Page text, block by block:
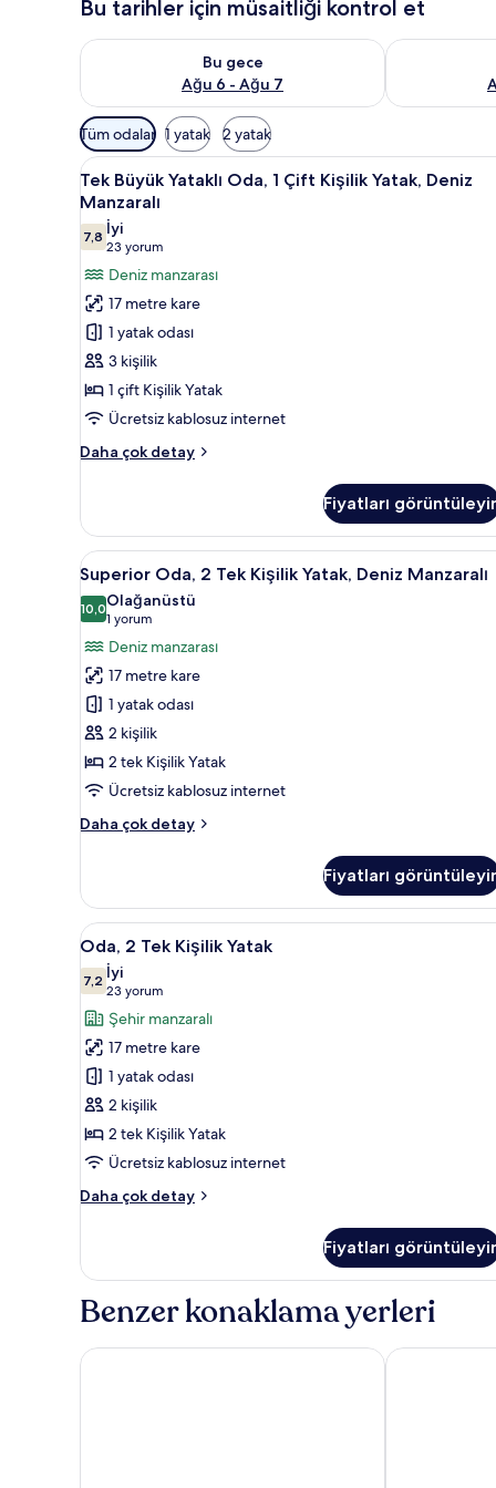
Bu tarihler için müsaitliği kontrol et
Bu gece
Ağu 6 - Ağu 7
Bu gece için müsaitliği kontrol et Ağu 6 - Ağu 7
Yarın için
Odalar
için
mevcut
filtreler
Tüm odalar 1 yatak 2 yatak
Tek
Büyük
Yataklı
Oda,
1
Çift
Kişilik
Yatak,
Deniz
Manzaralı
için
tüm
Kaliteli yatak takımı, odada
6
Tek Büyük Yataklı Oda, 1 Çift Kişilik Yatak, Deniz
Manzaralı
7,87,8 / 10
İyi
23 yorum
(23
yorum)
Deniz manzarası
17 metre kare
1 yatak odası
3 kişilik
1 çift Kişilik Yatak
Ücretsiz kablosuz internet
Daha çok detay
Tek
1
Çift
Kişilik
Yatak,
Deniz
Manzaralı
hakkında
daha
fazla
detay
Fiyatları
Superior
Oda,
2
Tek
Kişilik
Yatak,
Deniz
Manzaralı
için
tüm
fotoğrafları
Superior Oda, 2 Tek Kişilik
15
Superior Oda, 2 Tek Kişilik Yatak, Deniz Manzaralı
10,010,0 / 10
Olağanüstü
1 yorum
(1
yorum)
Deniz manzarası
17 metre kare
1 yatak odası
2 kişilik
2 tek Kişilik Yatak
Ücretsiz kablosuz internet
Daha çok detay
Superior
Kişilik
Yatak,
Deniz
Manzaralı
hakkında
daha
fazla
detay
Fiyatları
Oda,
2
Tek
Kişilik
Yatak
için
tüm
fotoğrafları
görün
Oda, 2 Tek Kişilik Yatak |
8
Oda, 2 Tek Kişilik Yatak
7,27,2 / 10
İyi
23 yorum
(23
yorum)
Şehir manzaralı
17 metre kare
1 yatak odası
2 kişilik
2 tek Kişilik Yatak
Ücretsiz kablosuz internet
Daha çok detay
Oda,
Yatak
daha
detay
Fiyatları
Benzer konaklama yerleri
Hampton by Hilton Istanbul ZeytinburnuNovotel